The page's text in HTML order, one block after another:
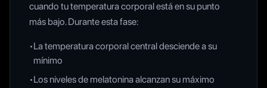
cuando tu temperatura corporal está en su punto
más bajo. Durante esta fase:
•La temperatura corporal central desciende a su
mínimo
•Los niveles de melatonina alcanzan su máximo